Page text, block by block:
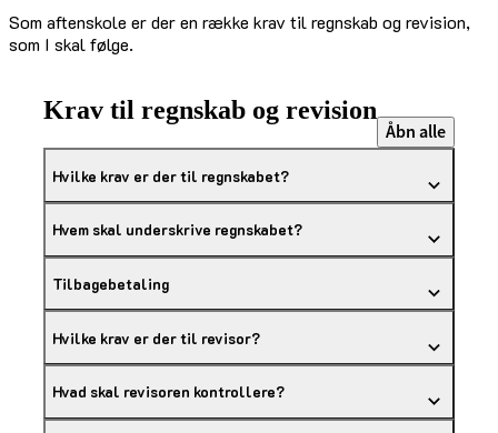
Som aftenskole er der en række krav til regnskab og revision,
som I skal følge.
Krav til regnskab og revision
Åbn alle
Hvilke krav er der til regnskabet?
Hvem skal underskrive regnskabet?
Tilbagebetaling
Hvilke krav er der til revisor?
Hvad skal revisoren kontrollere?